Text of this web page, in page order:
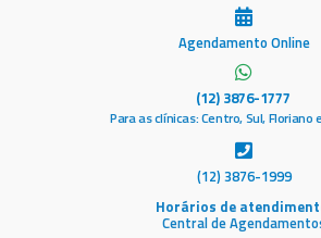
Agendamento Online
(12) 3876-1777
Para as clínicas: Centro, Sul, Floriano
(12) 3876-1999
Horários de
Central de